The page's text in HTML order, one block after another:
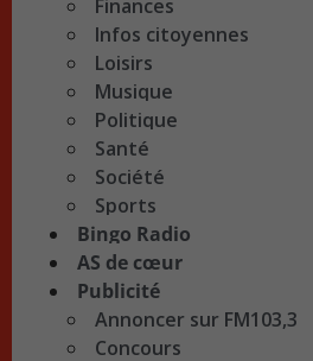
Finances
Infos citoyennes
Loisirs
Musique
Politique
Santé
Société
Sports
Bingo Radio
AS de cœur
Publicité
Annoncer sur FM103,3
Concours